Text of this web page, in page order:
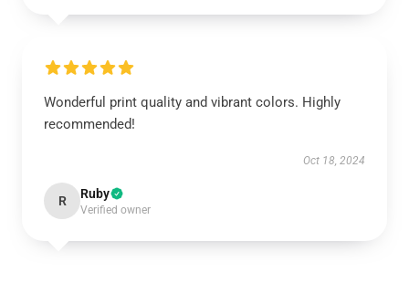
Wonderful print quality and vibrant colors. Highly
recommended!
Oct 18, 2024
R Ruby
Verified owner